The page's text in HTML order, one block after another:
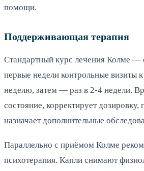
помощи.
Поддерживающая терапия
Стандартный курс лечения Колме —
первые недели контрольные визиты
неделю, затем — раз в 2-4 недели.
состояние, корректирует
назначает дополнительные
Параллельно с приёмом Колме
психотерапия. Капли снимают